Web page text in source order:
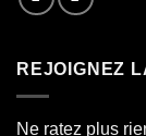
REJOIGNEZ
Ne ratez plus